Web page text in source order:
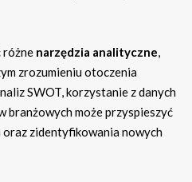
różne narzędzia analityczne,
zrozumieniu otoczenia
SWOT, korzystanie z danych
może przyspieszyć
zidentyfikowania nowych